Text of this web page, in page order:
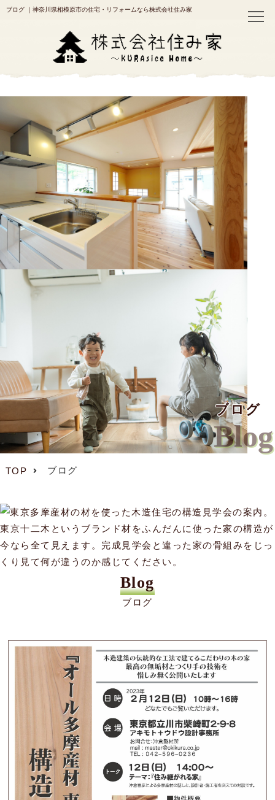
ブログ ｜神奈川県相模原市の住宅・リフォームなら株式会社住み家
ブログ
Blog
TOP ブログ
Blog
ブログ